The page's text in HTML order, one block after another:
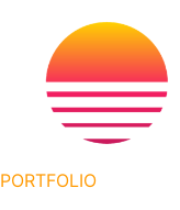
PORTFOLIO